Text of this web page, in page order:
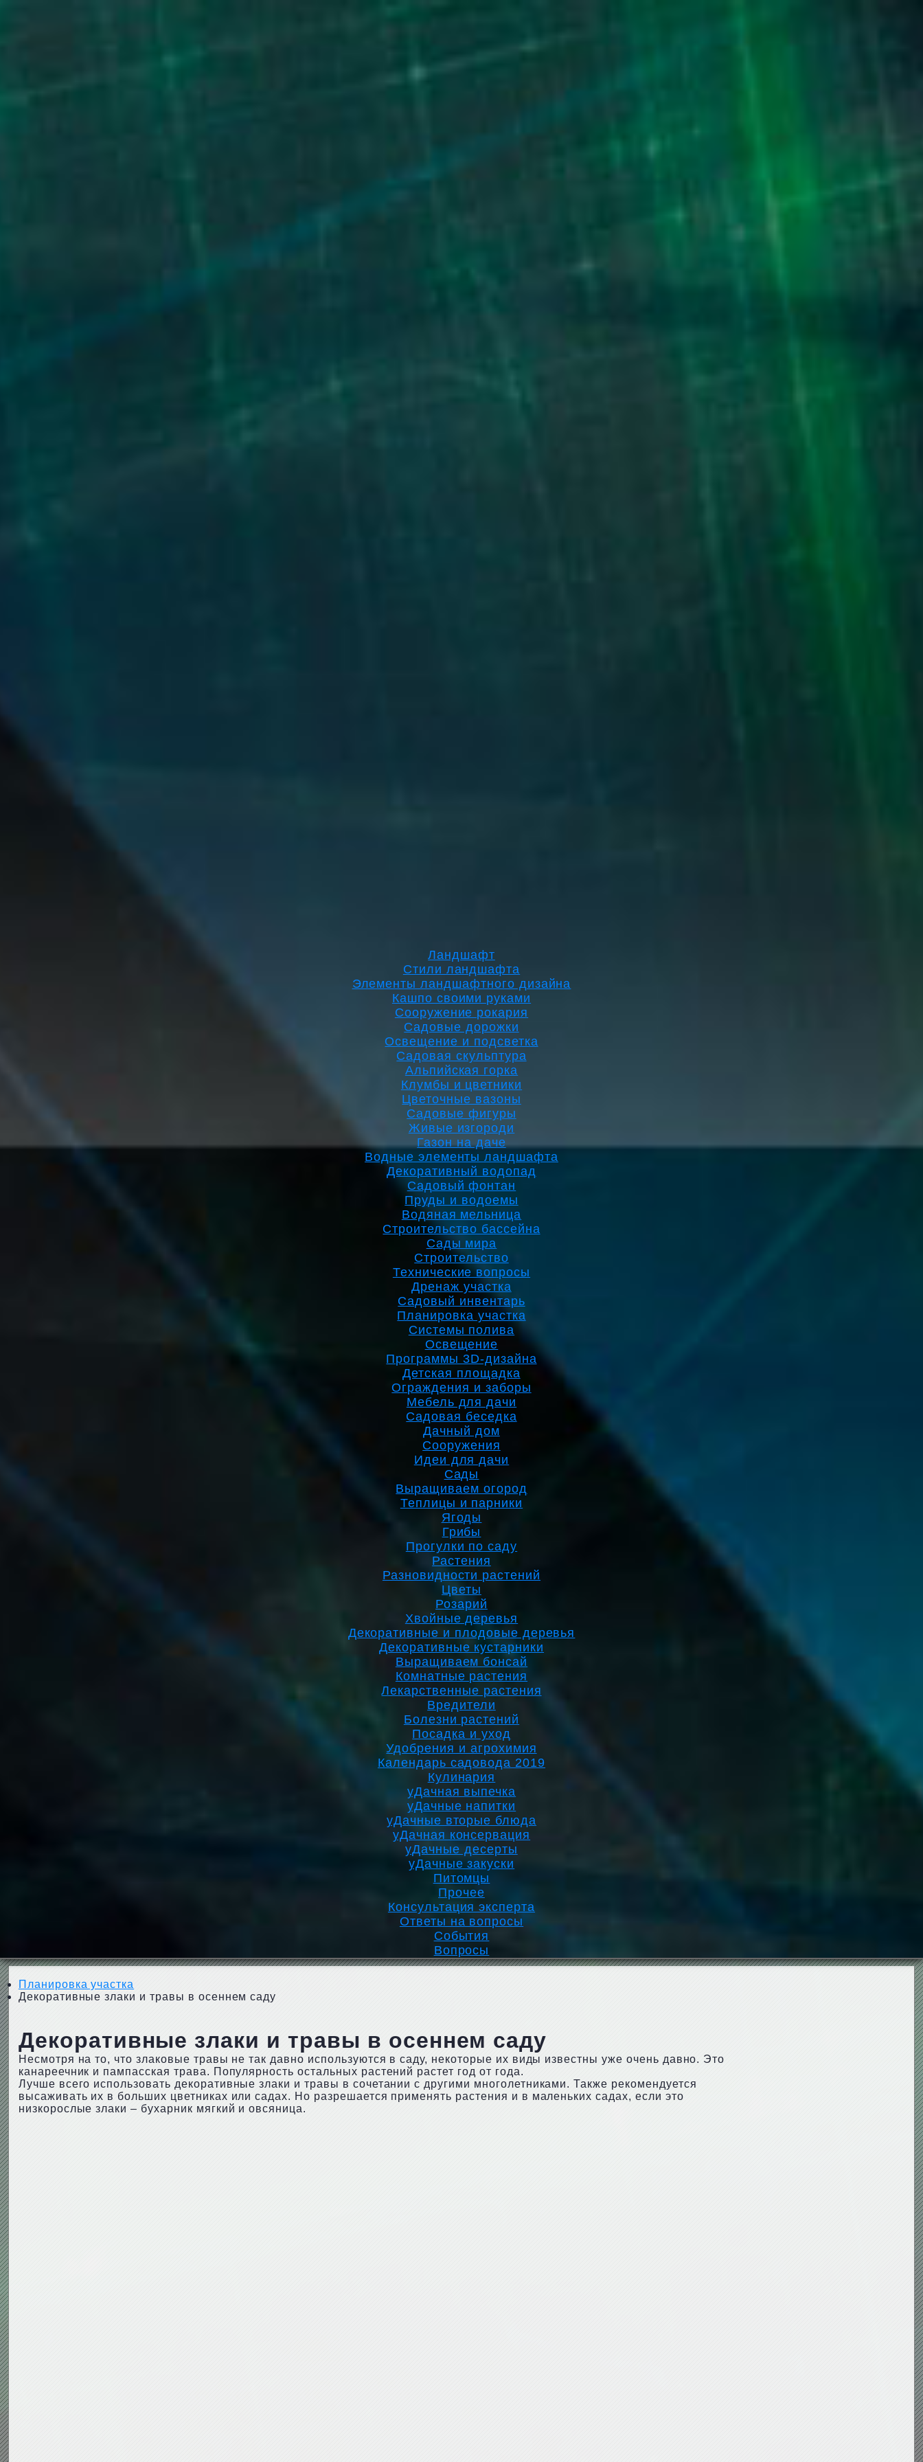
Ландшафт
Стили ландшафта
Элементы ландшафтного дизайна
Кашпо своими руками
Сооружение рокария
Садовые дорожки
Освещение и подсветка
Садовая скульптура
Альпийская горка
Клумбы и цветники
Цветочные вазоны
Садовые фигуры
Живые изгороди
Газон на даче
Водные элементы ландшафта
Декоративный водопад
Садовый фонтан
Пруды и водоемы
Водяная мельница
Строительство бассейна
Сады мира
Строительство
Технические вопросы
Дренаж участка
Садовый инвентарь
Планировка участка
Системы полива
Освещение
Программы 3D-дизайна
Детская площадка
Ограждения и заборы
Мебель для дачи
Садовая беседка
Дачный дом
Сооружения
Идеи для дачи
Сады
Выращиваем огород
Теплицы и парники
Ягоды
Грибы
Прогулки по саду
Растения
Разновидности растений
Цветы
Розарий
Хвойные деревья
Декоративные и плодовые деревья
Декоративные кустарники
Выращиваем бонсай
Комнатные растения
Лекарственные растения
Вредители
Болезни растений
Посадка и уход
Удобрения и агрохимия
Календарь садовода 2019
Кулинария
уДачная выпечка
уДачные напитки
уДачные вторые блюда
уДачная консервация
уДачные десерты
уДачные закуски
Питомцы
Прочее
Консультация эксперта
Ответы на вопросы
События
Вопросы
Планировка участка
Декоративные злаки и травы в осеннем саду
Декоративные злаки и травы в осеннем саду
Несмотря на то, что злаковые травы не так давно используются в саду, некоторые их виды известны уже очень давно. Это
канареечник и пампасская трава. Популярность остальных растений растет год от года.
Лучше всего использовать декоративные злаки и травы в сочетании с другими многолетниками. Также рекомендуется
высаживать их в больших цветниках или садах. Но разрешается применять растения и в маленьких садах, если это
низкорослые злаки – бухарник мягкий и овсяница.